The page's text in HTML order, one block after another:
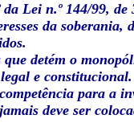
da Lei n.º 144/99,
da
que detém o
legal e
para a
deve ser